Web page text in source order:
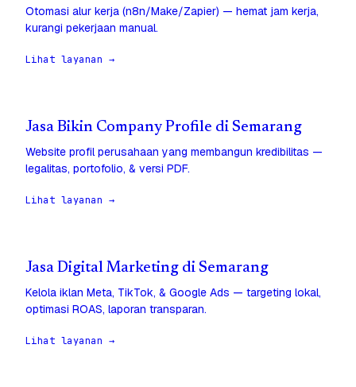
Otomasi alur kerja (n8n/Make/Zapier) — hemat jam kerja,
kurangi pekerjaan manual.
Lihat layanan →
Jasa Bikin Company Profile di Semarang
Website profil perusahaan yang membangun kredibilitas —
legalitas, portofolio, & versi PDF.
Lihat layanan →
Jasa Digital Marketing di Semarang
Kelola iklan Meta, TikTok, & Google Ads — targeting lokal,
optimasi ROAS, laporan transparan.
Lihat layanan →